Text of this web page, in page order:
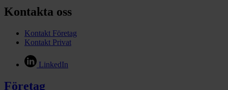
Kontakta oss
Kontakt Företag
Kontakt Privat
LinkedIn
Företag